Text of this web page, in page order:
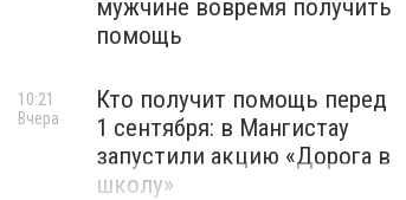
мужчине вовремя получить
помощь
Кто получит помощь перед
1 сентября: в Мангистау
запустили акцию «Дорога в
школу»
10:21
Вчера